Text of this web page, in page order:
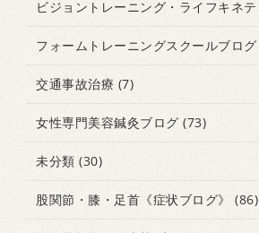
ビジョントレーニング・ライフキネ
フォームトレーニングスクールブログ
交通事故治療 (7)
女性専門美容鍼灸ブログ (73)
未分類 (30)
股関節・膝・足首《症状ブログ》 (86)